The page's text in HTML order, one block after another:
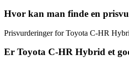
Hvor kan man finde en
Prisvurderinger for Toyota C-HR
Er Toyota C-HR Hybrid et